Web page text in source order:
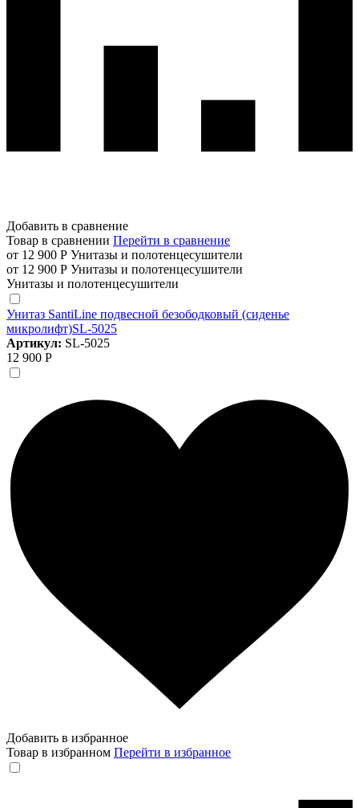
Добавить в сравнение
Товар в сравнении Перейти в сравнение
от 12 900 Р Унитазы и полотенцесушители
от 12 900 Р Унитазы и полотенцесушители
Унитазы и полотенцесушители
Унитаз SantiLine подвесной безободковый (сиденье
микролифт)SL-5025
Артикул: SL-5025
12 900 Р
Добавить в избранное
Товар в избранном Перейти в избранное